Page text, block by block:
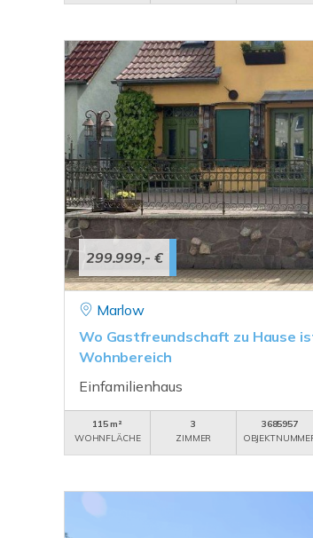
299.999,- €
Marlow
Wo Gastfreundschaft zu Hause
Wohnbereich
Einfamilienhaus
115 m²
WOHNFLÄCHE
3
ZIMMER
3685957